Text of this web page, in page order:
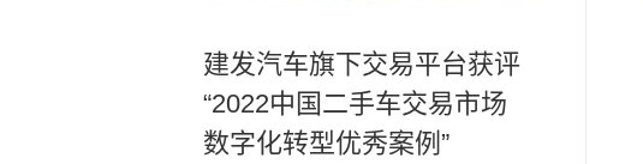
建发汽车旗下交易平台获评
“2022中国二手车交易市场
数字化转型优秀案例”